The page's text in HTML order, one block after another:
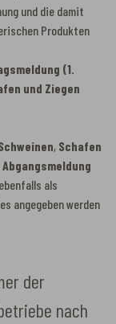
und die damit
Produkten
(1.
und Ziegen
, Schafen
Abgangsmeldung
als
angegeben werden
der
nach